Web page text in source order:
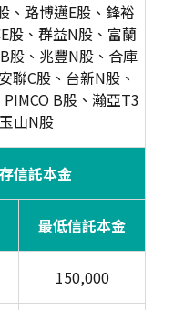
、路博邁E股、鋒裕
股、群益N股、富蘭
股、兆豐N股、合庫
聯C股、台新N股、
B股、瀚亞T3
山N股
信託本金
最低信託本金
150,000